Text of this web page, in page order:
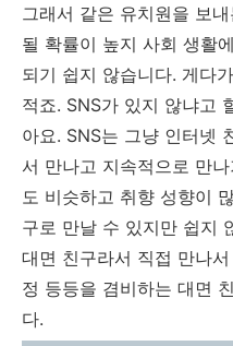
그래서 같은 유치원을 보
될 확률이 높지 사회 생활
되기 쉽지 않습니다. 게다
적죠. SNS가 있지 않냐고
아요. SNS는 그냥 인터넷
서 만나고 지속적으로 만
도 비슷하고 취향 성향이
구로 만날 수 있지만 쉽지
대면 친구라서 직접 만나
정 등등을 겸비하는 대면
다.